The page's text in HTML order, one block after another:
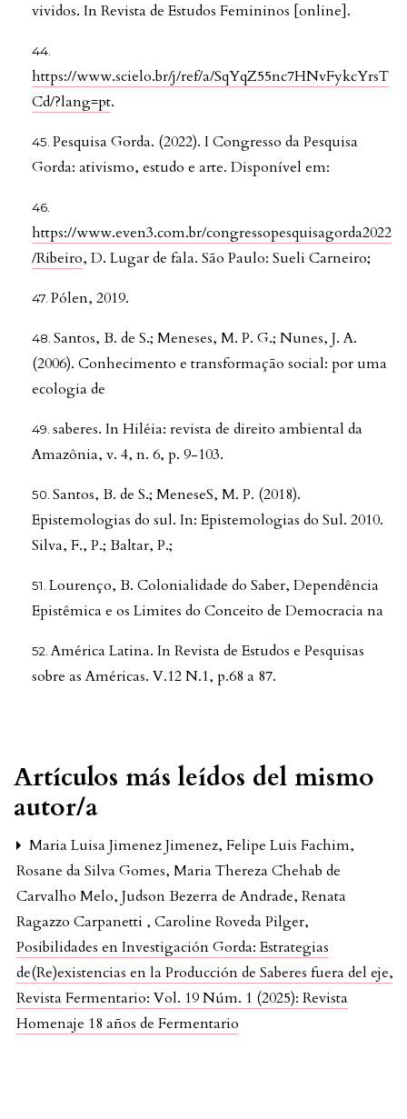
vividos. In Revista de Estudos Femininos [online].
https://www.scielo.br/j/ref/a/SqYqZ55nc7HNvFykcYrsT
Cd/?lang=pt.
Pesquisa Gorda. (2022). I Congresso da Pesquisa
Gorda: ativismo, estudo e arte. Disponível em:
https://www.even3.com.br/congressopesquisagorda2022
/Ribeiro, D. Lugar de fala. São Paulo: Sueli Carneiro;
Pólen, 2019.
Santos, B. de S.; Meneses, M. P. G.; Nunes, J. A.
(2006). Conhecimento e transformação social: por uma
ecologia de
saberes. In Hiléia: revista de direito ambiental da
Amazônia, v. 4, n. 6, p. 9-103.
Santos, B. de S.; MeneseS, M. P. (2018).
Epistemologias do sul. In: Epistemologias do Sul. 2010.
Silva, F., P.; Baltar, P.;
Lourenço, B. Colonialidade do Saber, Dependência
Epistêmica e os Limites do Conceito de Democracia na
América Latina. In Revista de Estudos e Pesquisas
sobre as Américas. V.12 N.1, p.68 a 87.
Artículos más leídos del mismo
autor/a
Maria Luisa Jimenez Jimenez, Felipe Luis Fachim,
Rosane da Silva Gomes, Maria Thereza Chehab de
Carvalho Melo, Judson Bezerra de Andrade, Renata
Ragazzo Carpanetti , Caroline Roveda Pilger,
Posibilidades en Investigación Gorda: Estrategias
de(Re)existencias en la Producción de Saberes fuera del eje,
Revista Fermentario: Vol. 19 Núm. 1 (2025): Revista
Homenaje 18 años de Fermentario